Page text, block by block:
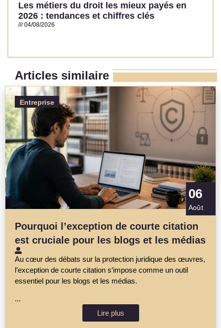
Les métiers du droit les mieux payés en
2026 : tendances et chiffres clés
04/08/2026
Articles similaire
Entreprise
06
Août
Pourquoi l’exception de courte citation
est cruciale pour les blogs et les médias
Au cœur des débats sur la protection juridique des œuvres,
l’exception de courte citation s’impose comme un outil
essentiel pour les blogs et les médias.
...
Lire plus